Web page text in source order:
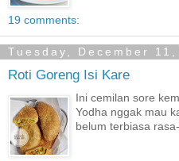
19 comments:
Tuesday, December 11,
Roti Goreng Isi Kare
Ini cemilan sore
Yodha nggak mau
belum terbiasa